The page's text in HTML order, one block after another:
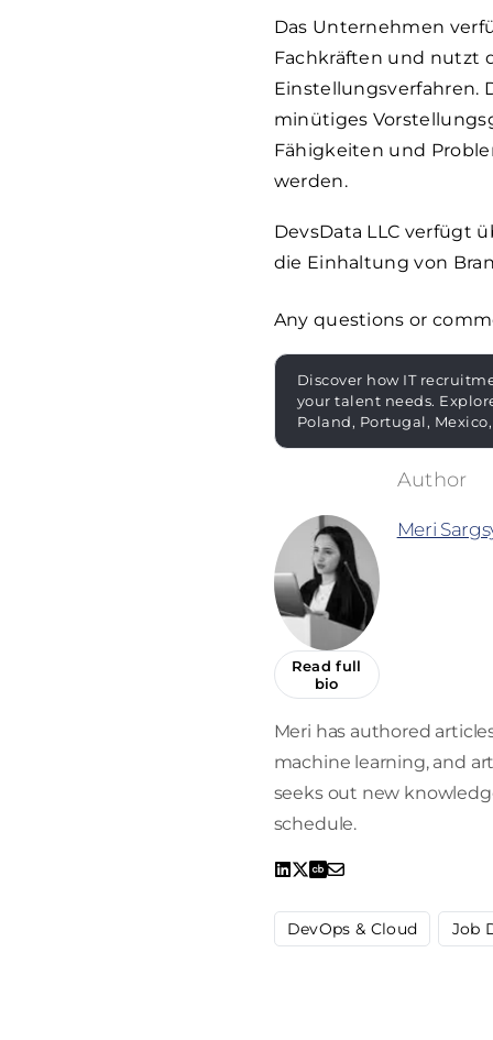
Das Unternehmen
Fachkräften und nutzt
Einstellungsverfahren.
minütiges
Fähigkeiten und
werden.
DevsData LLC verfügt
die Einhaltung von
Any questions or
Discover how IT
your talent needs.
Poland, Portugal,
Read full
bio
Meri
Meri has authored
machine learning, and
seeks out new
schedule.
DevOps & Cloud Job